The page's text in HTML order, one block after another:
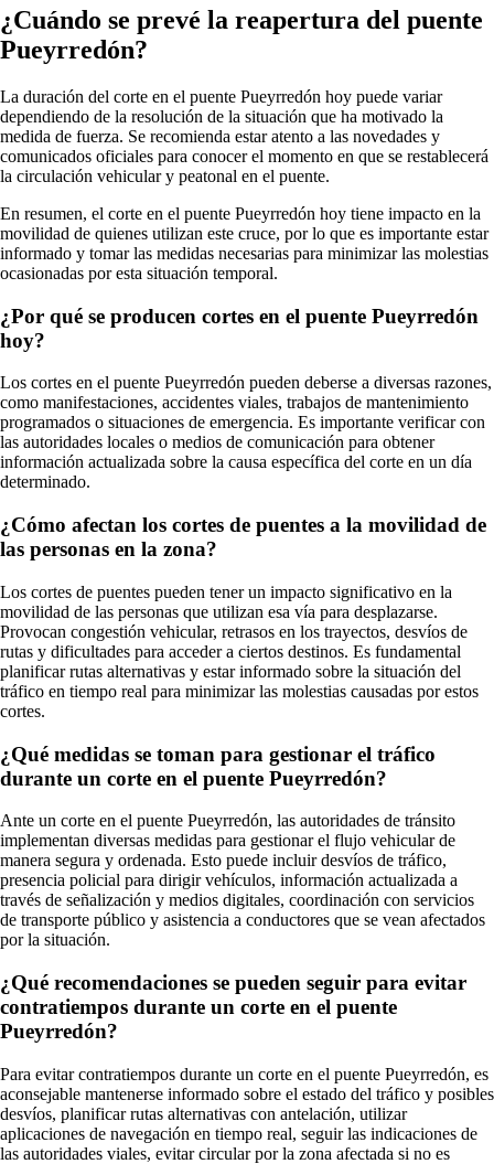
¿Cuándo se prevé la reapertura del puente
Pueyrredón?
La duración del corte en el puente Pueyrredón hoy puede variar
dependiendo de la resolución de la situación que ha motivado la
medida de fuerza. Se recomienda estar atento a las novedades y
comunicados oficiales para conocer el momento en que se restablecerá
la circulación vehicular y peatonal en el puente.
En resumen, el corte en el puente Pueyrredón hoy tiene impacto en la
movilidad de quienes utilizan este cruce, por lo que es importante estar
informado y tomar las medidas necesarias para minimizar las molestias
ocasionadas por esta situación temporal.
¿Por qué se producen cortes en el puente Pueyrredón
hoy?
Los cortes en el puente Pueyrredón pueden deberse a diversas razones,
como manifestaciones, accidentes viales, trabajos de mantenimiento
programados o situaciones de emergencia. Es importante verificar con
las autoridades locales o medios de comunicación para obtener
información actualizada sobre la causa específica del corte en un día
determinado.
¿Cómo afectan los cortes de puentes a la movilidad de
las personas en la zona?
Los cortes de puentes pueden tener un impacto significativo en la
movilidad de las personas que utilizan esa vía para desplazarse.
Provocan congestión vehicular, retrasos en los trayectos, desvíos de
rutas y dificultades para acceder a ciertos destinos. Es fundamental
planificar rutas alternativas y estar informado sobre la situación del
tráfico en tiempo real para minimizar las molestias causadas por estos
cortes.
¿Qué medidas se toman para gestionar el tráfico
durante un corte en el puente Pueyrredón?
Ante un corte en el puente Pueyrredón, las autoridades de tránsito
implementan diversas medidas para gestionar el flujo vehicular de
manera segura y ordenada. Esto puede incluir desvíos de tráfico,
presencia policial para dirigir vehículos, información actualizada a
través de señalización y medios digitales, coordinación con servicios
de transporte público y asistencia a conductores que se vean afectados
por la situación.
¿Qué recomendaciones se pueden seguir para evitar
contratiempos durante un corte en el puente
Pueyrredón?
Para evitar contratiempos durante un corte en el puente Pueyrredón, es
aconsejable mantenerse informado sobre el estado del tráfico y posibles
desvíos, planificar rutas alternativas con antelación, utilizar
aplicaciones de navegación en tiempo real, seguir las indicaciones de
las autoridades viales, evitar circular por la zona afectada si no es